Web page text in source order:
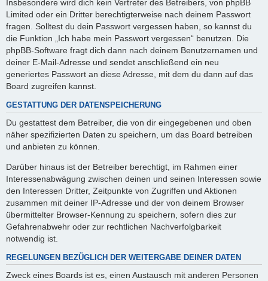
Insbesondere wird dich kein Vertreter des Betreibers, von phpBB
Limited oder ein Dritter berechtigterweise nach deinem Passwort
fragen. Solltest du dein Passwort vergessen haben, so kannst du
die Funktion „Ich habe mein Passwort vergessen“ benutzen. Die
phpBB-Software fragt dich dann nach deinem Benutzernamen und
deiner E-Mail-Adresse und sendet anschließend ein neu
generiertes Passwort an diese Adresse, mit dem du dann auf das
Board zugreifen kannst.
GESTATTUNG DER DATENSPEICHERUNG
Du gestattest dem Betreiber, die von dir eingegebenen und oben
näher spezifizierten Daten zu speichern, um das Board betreiben
und anbieten zu können.
Darüber hinaus ist der Betreiber berechtigt, im Rahmen einer
Interessenabwägung zwischen deinen und seinen Interessen sowie
den Interessen Dritter, Zeitpunkte von Zugriffen und Aktionen
zusammen mit deiner IP-Adresse und der von deinem Browser
übermittelter Browser-Kennung zu speichern, sofern dies zur
Gefahrenabwehr oder zur rechtlichen Nachverfolgbarkeit
notwendig ist.
REGELUNGEN BEZÜGLICH DER WEITERGABE DEINER DATEN
Zweck eines Boards ist es, einen Austausch mit anderen Personen